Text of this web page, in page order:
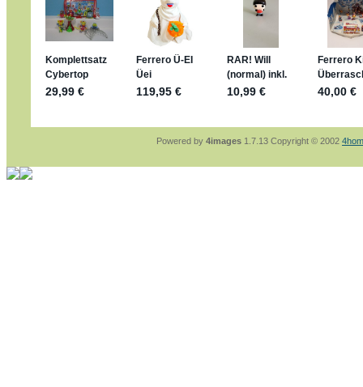
jan-lukas:
geschrieben am: 29. 4. 2026 -
https://www.ferrero-
sammelspass.de/einladung/
jan-lukas:
geschrieben am: 28. 4. 2026 -
stimmt, jetzt fällt es mir auch ein
geschrieben am: 28. 4.
So habe ich das in Erinnerung ... oder?
jan-lukas:geschrieben am: 28. 4. 2026 -
Powered by 4images 1.7.13 Copyright © 2002